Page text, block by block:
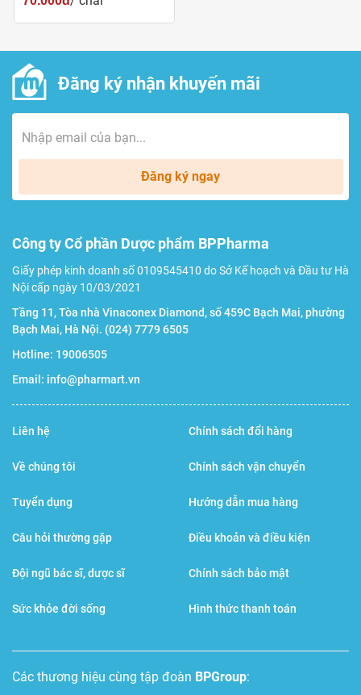
về chất lượng.
ngon ngọt, phù hợp với nhiều đối tượng, kể cả trẻ em.
những sản phẩm cùng loại, phù hợp với kinh tế của
nhiều gia đình Việt.
Liên hệ Pharmart.vn để đảm bảo mua hàng chính hãng
họng
Ho là một phản xạ tự nhiên để bảo vệ cơ thể giúp loại bỏ
các chất kích thích khỏi đường hô hấp (cổ họng và phổi).
như khói, bụi, nước hoa, phấn hoa, lông thú cưng,…
Đăng ký nhận khuyến mãi
Đăng ký ngay
Công ty Cổ phần Dược phẩm BPPharma
Giấy phép kinh doanh số 0109545410 do Sở Kế hoạch và Đầu tư Hà
Nội cấp ngày 10/03/2021
Tầng 11, Tòa nhà Vinaconex Diamond, số 459C Bạch Mai, phường
Bạch Mai, Hà Nội. (024) 7779 6505
Hotline: 19006505
Email: info@pharmart.vn
Liên hệ
Về chúng tôi
Tuyển dụng
Câu hỏi thường gặp
Đội ngũ bác sĩ, dược sĩ
Sức khỏe đời sống
Chính sách đổi hàng
Chính sách vận chuyển
Hướng dẫn mua hàng
Điều khoản và điều kiện
Chính sách bảo mật
Hình thức thanh toán
Các thương hiệu cùng tập đoàn BPGroup: